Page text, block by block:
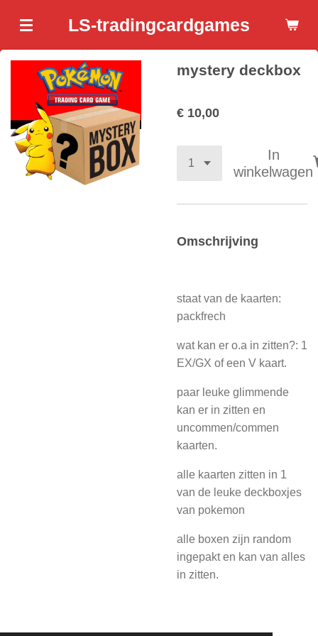
direct
naar
hoofdinhoud
LS-tradingcardgames
mystery deckbox
€ 10,00
In
winkelwagen
Omschrijving
staat van de kaarten:
packfrech
wat kan er o.a in zitten?: 1
EX/GX of een V kaart.
paar leuke glimmende
kan er in zitten en
uncommen/commen
kaarten.
alle kaarten zitten in 1
van de leuke deckboxjes
van pokemon
alle boxen zijn random
ingepakt en kan van alles
in zitten.